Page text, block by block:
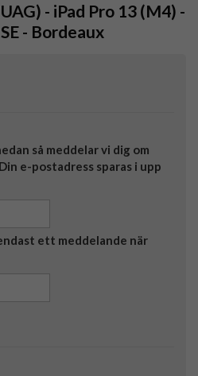
- iPad Pro 13 (M4) -
- Bordeaux
så meddelar vi dig om
e-postadress sparas i upp
ett meddelande när